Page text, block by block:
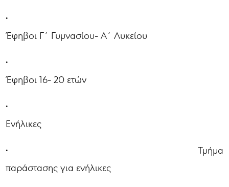
•
Έφηβοι Γ΄ Γυμνασίου- Α΄ Λυκείου
•
Έφηβοι 16- 20 ετών
•
Ενήλικες
• Τμήμα
παράστασης για ενήλικες